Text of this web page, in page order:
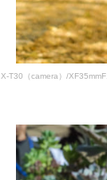
X-T30（camera）/